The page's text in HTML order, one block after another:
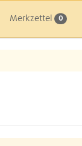
Merkzettel 0